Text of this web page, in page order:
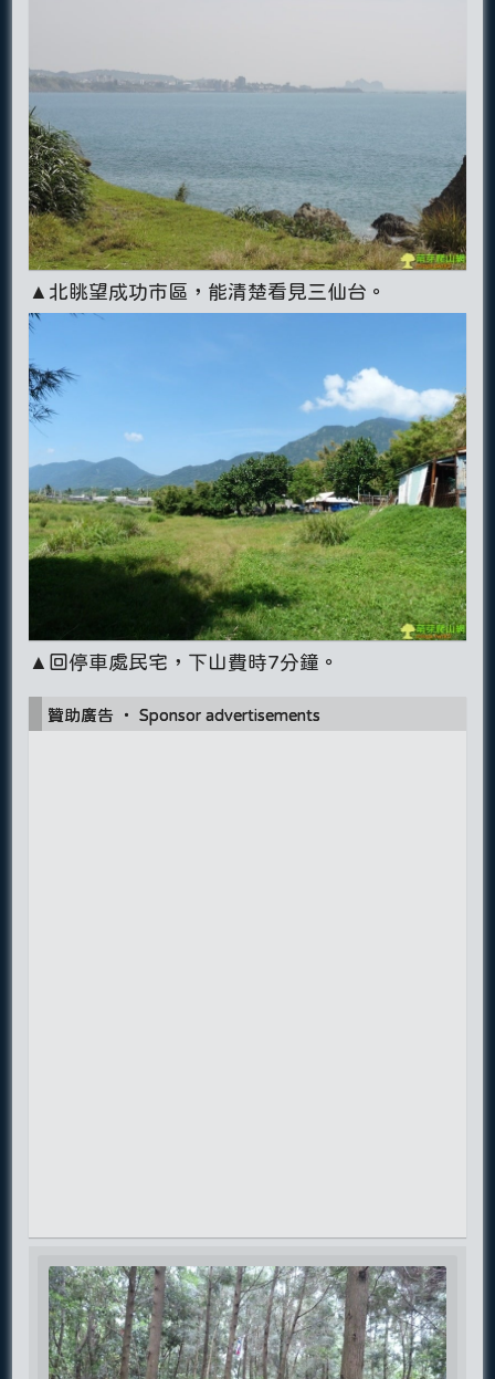
▲北眺望成功市區，能清楚看見三仙台。
▲回停車處民宅，下山費時7分鐘。
贊助廣告 ‧ Sponsor advertisements